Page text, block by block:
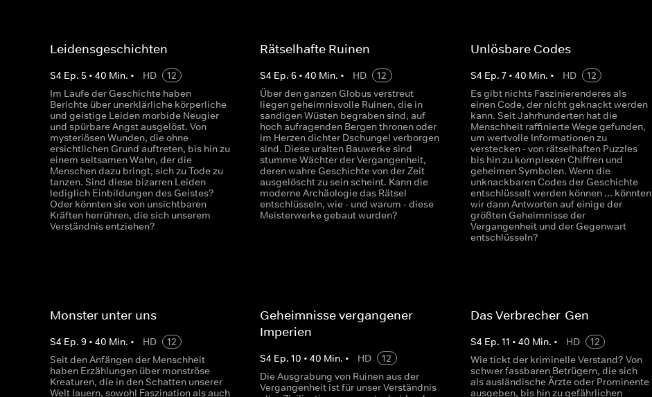
Leidensgeschichten
S4 Ep. 5 • 40 Min. • HD
12
Im Laufe der Geschichte haben
Berichte über unerklärliche körperliche
und geistige Leiden morbide Neugier
und spürbare Angst ausgelöst. Von
mysteriösen Wunden, die ohne
ersichtlichen Grund auftreten, bis hin zu
einem seltsamen Wahn, der die
Menschen dazu bringt, sich zu Tode zu
tanzen. Sind diese bizarren Leiden
lediglich Einbildungen des Geistes?
Oder könnten sie von unsichtbaren
Kräften herrühren, die sich unserem
Verständnis entziehen?
Rätselhafte Ruinen
S4 Ep.6 •40 Min. • HD
12
Über den ganzen Globus verstreut
liegen geheimnisvolle Ruinen, die in
sandigen Wüsten begraben sind, auf
hoch aufragenden Bergen thronen oder
im Herzen dichter Dschungel verborgen
sind. Diese uralten Bauwerke sind
stumme Wächter der Vergangenheit,
deren wahre Geschichte von der Zeit
ausgelöscht zu sein scheint. Kann die
moderne Archäologie das Rätsel
entschlüsseln, wie - und warum - diese
Meisterwerke gebaut wurden?
Unlösbare Codes
S4 Ep. 7• 40 Min. • HD
12
Es gibt nichts Faszinierenderes als
einen Code, der nicht geknackt werden
kann. Seit Jahrhunderten hat die
Menschheit raffinierte Wege gefunden,
um wertvolle Informationen zu
verstecken - von rätselhaften Puzzles
bis hin zu komplexen Chiffren und
geheimen Symbolen. Wenn die
unknackbaren Codes der Geschichte
entschlüsselt werden können ... könnten
wir dann Antworten auf einige der
größten Geheimnisse der
Vergangenheit und der Gegenwart
entschlüsseln?
Monster unter uns
S4 Ep. 9 • 40 Min. • HD
12
Seit den Anfängen der Menschheit
haben Erzählungen über monströse
Kreaturen, die in den Schatten unserer
Welt lauern, sowohl Faszination als auch
Geheimnisse vergangener
Imperien
S4 Ep.10 •40 Min. • HD
12
Die Ausgrabung von Ruinen aus der
Vergangenheit ist für unser Verständnis
Das Verbrecher-Gen
S4 Ep. 11 • 40 Min. • HD
12
Wie tickt der kriminelle Verstand? Von
schwer fassbaren Betrügern, die sich
als ausländische Ärzte oder Prominente
ausgeben, bis hin zu gefährlichen